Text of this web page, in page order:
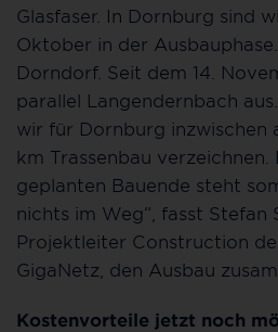
Glasfaser. In Dornburg sind
Oktober in der
Dorndorf. Seit dem 14.
parallel Langendernbach
wir für Dornburg inzwischen
km Trassenbau verzeichnen.
geplanten Bauende steht
nichts im Weg“, fasst Stefan
Projektleiter Construction
GigaNetz, den Ausbau
Kostenvorteile jetzt noch